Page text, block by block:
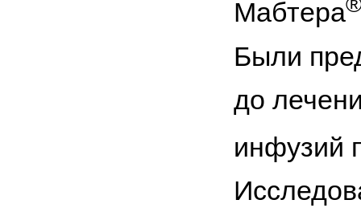
Мабтера
Были
до
инфузий